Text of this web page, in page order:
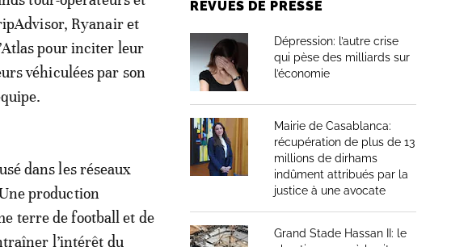
Ryanair et
pour inciter leur
véhiculées par son
dans les réseaux
production
terre de football et de
l’intérêt du
REVUES DE PRESSE
Dépression: l’autre crise
qui pèse des milliards sur
l’économie
Mairie de Casablanca:
récupération de plus de 13
millions de dirhams
indûment attribués par la
justice à une avocate
Grand Stade Hassan II: le